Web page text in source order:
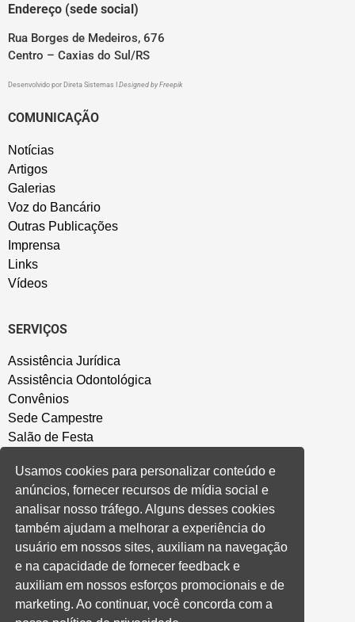
Endereço (sede social)
Rua Borges de Medeiros, 676
Centro – Caxias do Sul/RS
Desenvolvido por Direta Sistemas Designed by Freepik
COMUNICAÇÃO
Notícias
Artigos
Galerias
Voz do Bancário
Outras Publicações
Imprensa
Links
Vídeos
SERVIÇOS
Assistência Jurídica
Assistência Odontológica
Convênios
Sede Campestre
Salão de Festa
CONVENÇÃO COLETIVA E ACORDOS
Convenções Coletivas
Banco do Brasil
Caixa Econômica Federal
Banrisul
Privados
Usamos cookies para personalizar conteúdo e
anúncios, fornecer recursos de mídia social e
analisar nosso tráfego. Alguns desses cookies
também ajudam a melhorar a experiência do
usuário em nossos sites, auxiliam na navegação
e na capacidade de fornecer feedback e
auxiliam em nossos esforços promocionais e de
marketing. Ao continuar, você concorda com a